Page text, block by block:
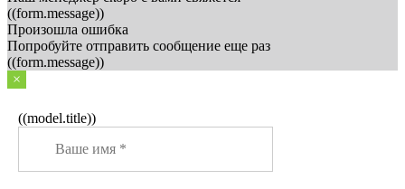
((form.message))
Произошла ошибка
Попробуйте отправить сообщение еще раз
((form.message))
×
((model.title))